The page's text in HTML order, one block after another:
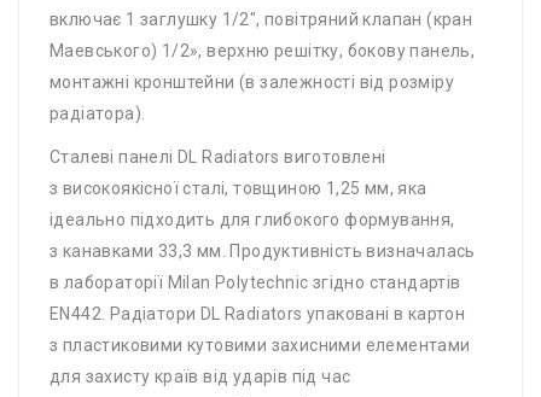
включає 1 заглушку 1/2″, повітряний клапан (кран
Маевського) 1/2», верхню решітку, бокову панель,
монтажні кронштейни (в залежності від розміру
радіатора).
Сталеві панелі DL Radiators виготовлені
з високоякісної сталі, товщиною 1,25 мм, яка
ідеально підходить для глибокого формування,
з канавками 33,3 мм. Продуктивність визначалась
в лабораторії Milan Polytechnic згідно стандартів
EN442. Радіатори DL Radiators упаковані в картон
з пластиковими кутовими захисними елементами
для захисту країв від ударів під час